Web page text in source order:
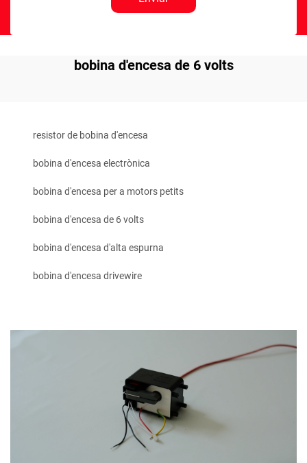
bobina d'encesa de 6 volts
resistor de bobina d'encesa
bobina d'encesa electrònica
bobina d'encesa per a motors petits
bobina d'encesa de 6 volts
bobina d'encesa d'alta espurna
bobina d'encesa drivewire